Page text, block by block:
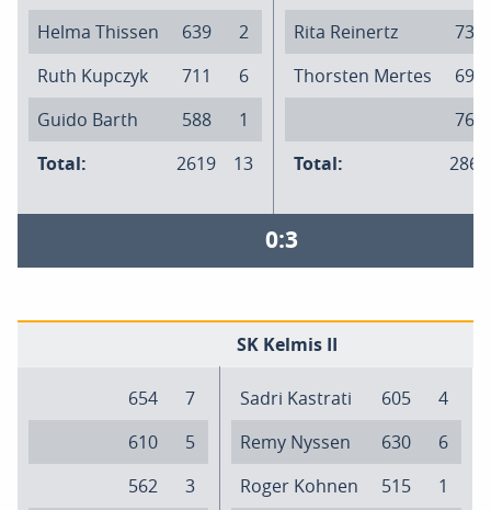
Helma Thissen
639
2
Ruth Kupczyk
711
6
Guido Barth
588
1
Total:
2619 13
Rita Reinertz
737
Thorsten Mertes
693
761
Total:
2865
0:3
SK Kelmis II
654
7
610
5
562
3
Sadri Kastrati 605
4
Remy Nyssen
630
6
Roger Kohnen
515
1